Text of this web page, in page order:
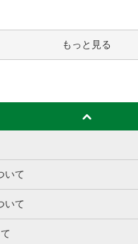
もっと見る
いて
いて